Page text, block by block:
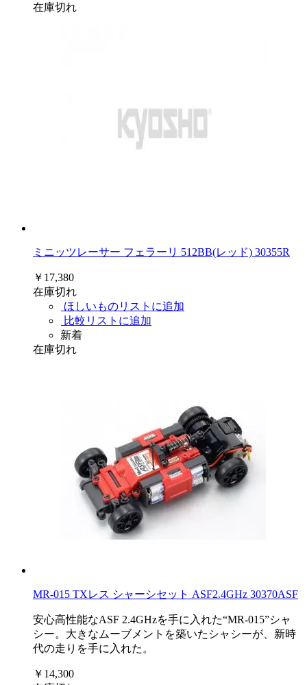
在庫切れ
ミニッツレーサー フェラーリ 512BB(レッド) 30355R
￥17,380
在庫切れ
ほしいものリストに追加
比較リストに追加
新着
在庫切れ
MR-015 TXレス シャーシセット ASF2.4GHz 30370ASF
安心高性能なASF 2.4GHzを手に入れた“MR-015”シャ
シー。大きなムーブメントを築いたシャシーが、新時
代の走りを手に入れた。
￥14,300